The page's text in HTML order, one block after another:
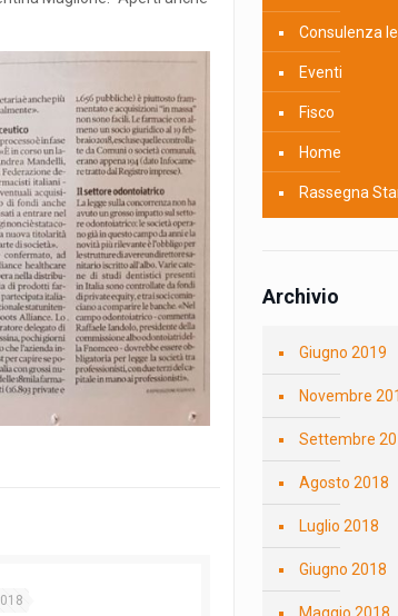
Consulenza
Eventi
Fisco
Home
Rassegna
Archivio
Giugno 2019
Novembre
Settembre
Agosto 2018
Luglio 2018
Giugno 2018